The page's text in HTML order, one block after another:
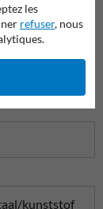
les
refuser, nous